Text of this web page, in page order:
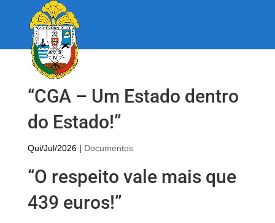
“CGA – Um Estado dentro
do Estado!”
Qui/Jul/2026| Documentos
“O respeito vale mais que
439 euros!”